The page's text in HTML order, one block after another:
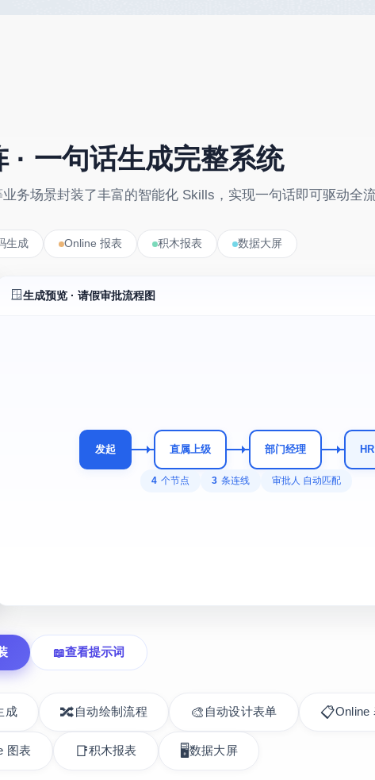
一句话生成完整系统
务场景封装了丰富的智能化 Skills，实现一句话即可驱动全
生成 Online 报表 积木报表 数据大屏
🪟生成预览 · 请假审批流程图
发起 直属上级 部门经理
4 个节点 3 条连线 审批人 自动匹配
📖查看提示词
成 🔀自动绘制流程 🎨 自动设计表单 📋Online
图表 📑积木报表 🖥️数据大屏